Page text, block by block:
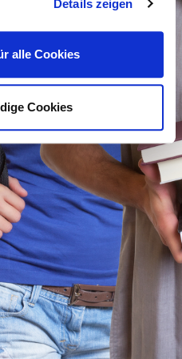
Details zeigen
alle Cookies
Cookies